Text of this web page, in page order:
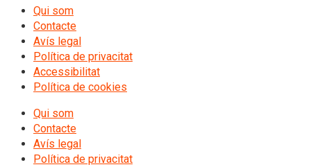
Qui som
Contacte
Avís legal
Política de privacitat
Accessibilitat
Política de cookies
Qui som
Contacte
Avís legal
Política de privacitat